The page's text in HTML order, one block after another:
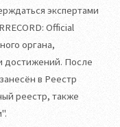
экспертами
Official
органа,
достижений. После
в Реестр
реестр, также